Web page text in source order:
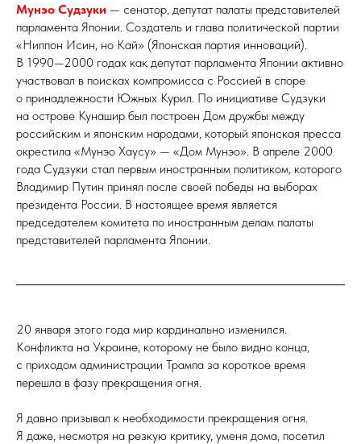
Мунэо Судзуки — сенатор, депутат палаты представителей
парламента Японии. Создатель и глава политической партии
«Ниппон Исин, но Кай» (Японская партия инноваций).
В 1990—2000 годах как депутат парламента Японии активно
участвовал в поисках компромисса с Россией в споре
о принадлежности Южных Курил. По инициативе Судзуки
на острове Кунашир был построен Дом дружбы между
российским и японским народами, который японская пресса
окрестила «Мунэо Хаусу» — «Дом Мунэо». В апреле 2000
года Судзуки стал первым иностранным политиком, которого
Владимир Путин принял после своей победы на выборах
президента России. В настоящее время является
председателем комитета по иностранным делам палаты
представителей парламента Японии.
20 января этого года мир кардинально изменился.
Конфликта на Украине, которому не было видно конца,
с приходом администрации Трампа за короткое время
перешла в фазу прекращения огня.
Я давно призывал к необходимости прекращения огня.
Я даже, несмотря на резкую критику, уменя дома, посетил